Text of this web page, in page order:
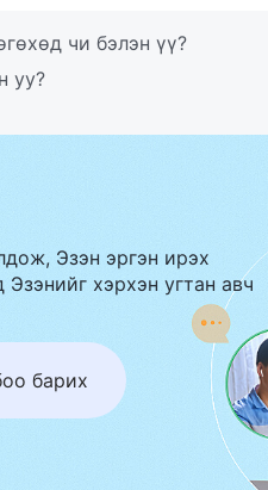
чи бэлэн үү?
уу?
Эзэн эргэн ирэх
хэрхэн угтан авч
барих